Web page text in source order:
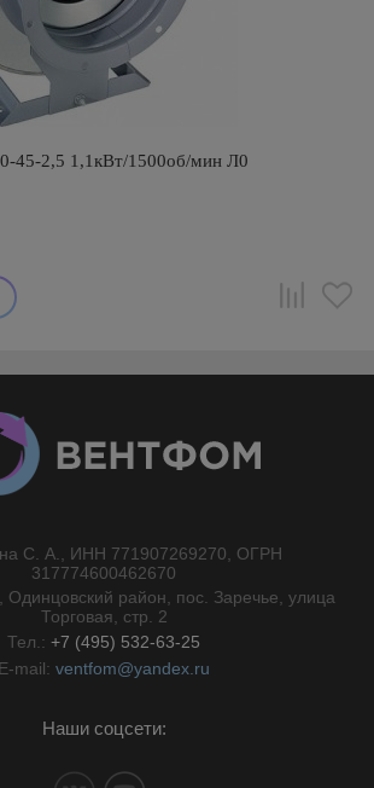
45-2,5 1,1кВт/1500об/мин Л0
С. А., ИНН 771907269270, ОГРН
317774600462670
Одинцовский район, пос. Заречье, улица
Торговая, стр. 2
Тел.: +7 (495) 532-63-25
E-mail: ventfom@yandex.ru
Наши соцсети: